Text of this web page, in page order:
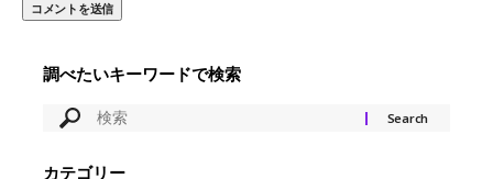
調べたいキーワードで検索
カテゴリー